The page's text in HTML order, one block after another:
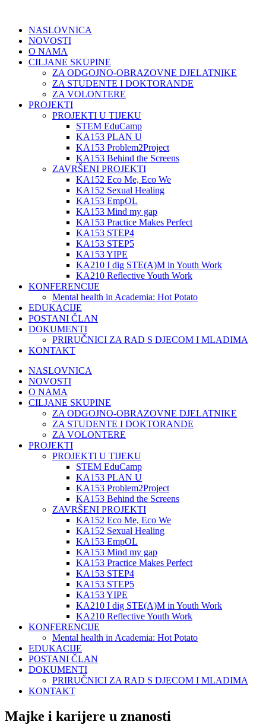
NASLOVNICA
NOVOSTI
O NAMA
CILJANE SKUPINE
ZA ODGOJNO-OBRAZOVNE DJELATNIKE
ZA STUDENTE I DOKTORANDE
ZA VOLONTERE
PROJEKTI
PROJEKTI U TIJEKU
STEM EduCamp
KA153 PLAN U
KA153 Problem2Project
KA153 Behind the Screens
ZAVRŠENI PROJEKTI
KA152 Eco Me, Eco We
KA152 Sexual Healing
KA153 EmpOL
KA153 Mind my gap
KA153 Practice Makes Perfect
KA153 STEP4
KA153 STEP5
KA153 YIPE
KA210 I dig STE(A)M in Youth Work
KA210 Reflective Youth Work
KONFERENCIJE
Mental health in Academia: Hot Potato
EDUKACIJE
POSTANI ČLAN
DOKUMENTI
PRIRUČNICI ZA RAD S DJECOM I MLADIMA
KONTAKT
NASLOVNICA
NOVOSTI
O NAMA
CILJANE SKUPINE
ZA ODGOJNO-OBRAZOVNE DJELATNIKE
ZA STUDENTE I DOKTORANDE
ZA VOLONTERE
PROJEKTI
PROJEKTI U TIJEKU
STEM EduCamp
KA153 PLAN U
KA153 Problem2Project
KA153 Behind the Screens
ZAVRŠENI PROJEKTI
KA152 Eco Me, Eco We
KA152 Sexual Healing
KA153 EmpOL
KA153 Mind my gap
KA153 Practice Makes Perfect
KA153 STEP4
KA153 STEP5
KA153 YIPE
KA210 I dig STE(A)M in Youth Work
KA210 Reflective Youth Work
KONFERENCIJE
Mental health in Academia: Hot Potato
EDUKACIJE
POSTANI ČLAN
DOKUMENTI
PRIRUČNICI ZA RAD S DJECOM I MLADIMA
KONTAKT
Majke i karijere u znanosti